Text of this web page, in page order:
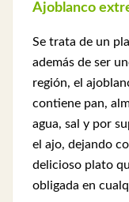
Ajoblanco
Se trata de un
además de ser
región, el
contiene pan,
agua, sal y por
el ajo, dejando
delicioso plato
obligada en